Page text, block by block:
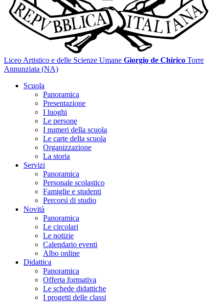
Liceo Artistico e delle Scienze Umane Giorgio de Chirico Torre
Annunziata (NA)
Scuola
Panoramica
Presentazione
I luoghi
Le persone
I numeri della scuola
Le carte della scuola
Organizzazione
La storia
Servizi
Panoramica
Personale scolastico
Famiglie e studenti
Percorsi di studio
Novità
Panoramica
Le circolari
Le notizie
Calendario eventi
Albo online
Didattica
Panoramica
Offerta formativa
Le schede didattiche
I progetti delle classi